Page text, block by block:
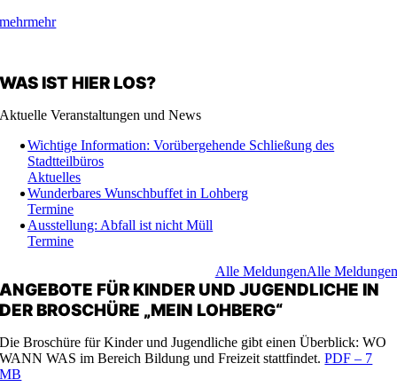
mehrmehr
WAS IST HIER LOS?
Aktuelle Veranstaltungen und News
Wichtige Information: Vorübergehende Schließung des
Stadtteilbüros
Aktuelles
Wunderbares Wunschbuffet in Lohberg
Termine
Ausstellung: Abfall ist nicht Müll
Termine
Alle MeldungenAlle Meldungen
ANGEBOTE FÜR KINDER UND JUGENDLICHE IN
DER BROSCHÜRE „MEIN LOHBERG“
Die Broschüre für Kinder und Jugendliche gibt einen Überblick: WO
WANN WAS im Bereich Bildung und Freizeit stattfindet.PDF – 7
MB